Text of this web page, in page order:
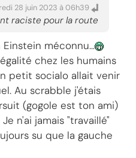
28 juin 2023 à 06h39
raciste pour la route
méconnu...
chez les humains
petit socialo allait venir
Au scrabble j'étais
(gogole est ton ami)
n'ai jamais "travaillé"
su que la gauche